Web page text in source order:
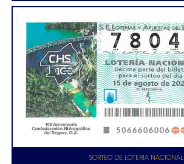
SORTEO DE LOTERIA NACIONAL